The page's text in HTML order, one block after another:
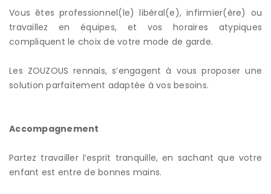
Vous êtes professionnel(le) libéral(e), infirmier(ère) ou
travaillez en équipes, et vos horaires atypiques
compliquent le choix de votre mode de garde.
Les ZOUZOUS rennais, s’engagent à vous proposer une
solution parfaitement adaptée à vos besoins.
Accompagnement
Partez travailler l’esprit tranquille, en sachant que votre
enfant est entre de bonnes mains.